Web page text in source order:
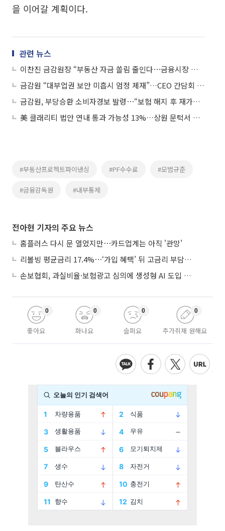
을 이어갈 계획이다.
관련 뉴스
이찬진 금감원장 “부동산 자금 쏠림 줄인다⋯금융시장 안정 총력”
금감원 “대부업권 보안 미흡시 엄정 제재”…CEO 간담회 개최
금감원, 부당승환 소비자경보 발령⋯“보험 해지 후 재가입 권유 주의”
美 클래리티 법안 연내 통과 가능성 13%…상원 문턱서 제동
#부동산프로젝트파이낸싱 #PF수수료 #모범규준
#금융감독원 #내부통제
전아현 기자의 주요 뉴스
홈플러스 다시 문 열었지만⋯카드업계는 아직 '관망'
리볼빙 평균금리 17.4%⋯‘가입 혜택’ 뒤 고금리 부담 주의
손보협회, 과실비율·보험광고 심의에 생성형 AI 도입 추진
좋아요
0
화나요
0
슬퍼요
0
추가취재 원해요
0